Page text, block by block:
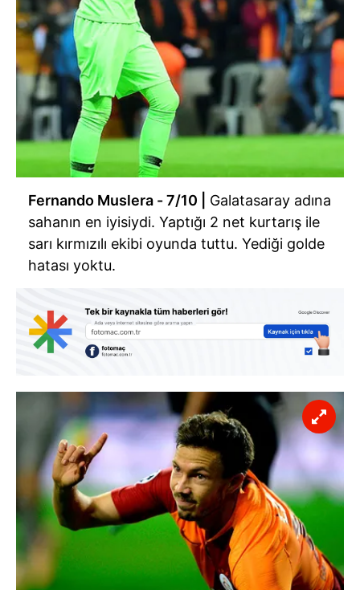
Fernando Muslera - 7/10 |
Galatasaray adına
sahanın en iyisiydi. Yaptığı 2 net kurtarış ile
sarı kırmızılı ekibi oyunda tuttu. Yediği golde
hatası yoktu.